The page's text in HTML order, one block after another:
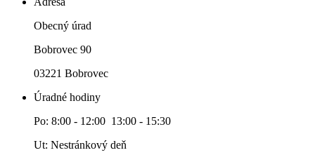
Obecný úrad
Bobrovec 90
03221 Bobrovec
Úradné hodiny
Po: 8:00 - 12:00 13:00 - 15:30
Ut: Nestránkový deň